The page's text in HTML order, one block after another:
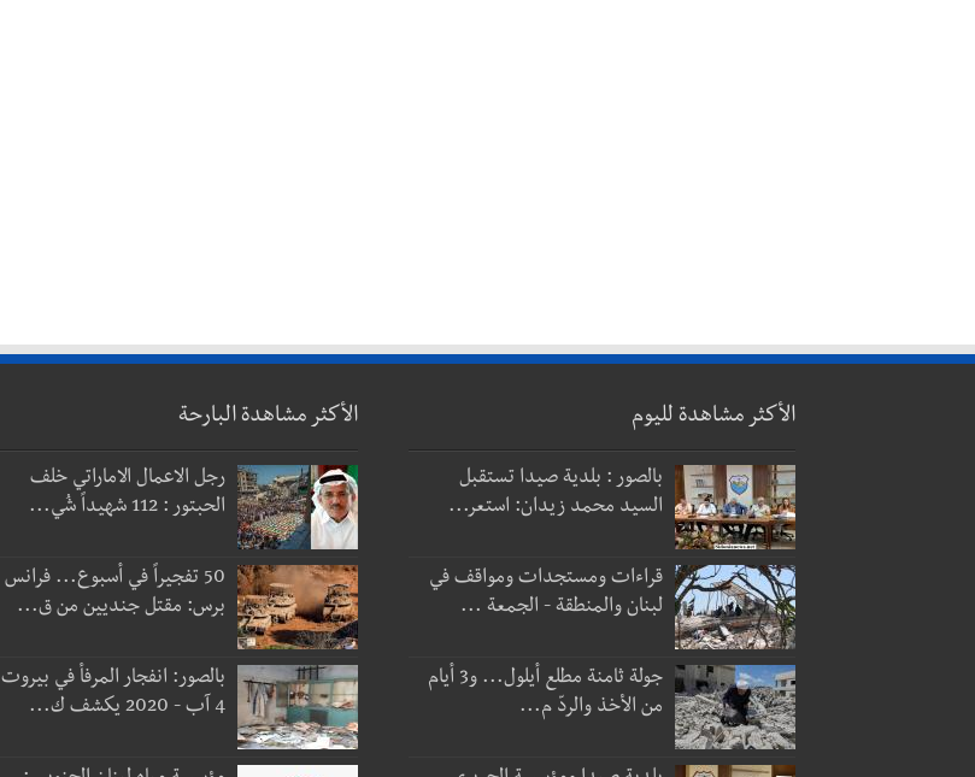
الأكثر مشاهدة لليوم
بالصور : بلدية صيدا تستقبل
السيد محمد زيدان: استعر...
قراءات ومستجدات ومواقف في
لبنان والمنطقة - الجمعة ...
جولة ثامنة مطلع أيلول... و3 أيام
من الأخذ والردّ م...
الأكثر مشاهدة البارحة
رجل الاعمال الاماراتي خلف
الحبتور : 112 شهيداً شُي...
50 تفجيراً في أسبوع... فرانس
برس: مقتل جنديين من ق...
بالصور: انفجار المرفأ في بيروت
4 آب - 2020 يكشف ك...